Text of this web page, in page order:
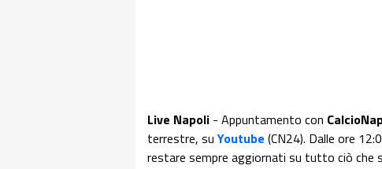
Live Napoli - Appuntamento con
terrestre, suYoutube (CN24). Dalle ore
restare sempre aggiornati su tutto ciò che